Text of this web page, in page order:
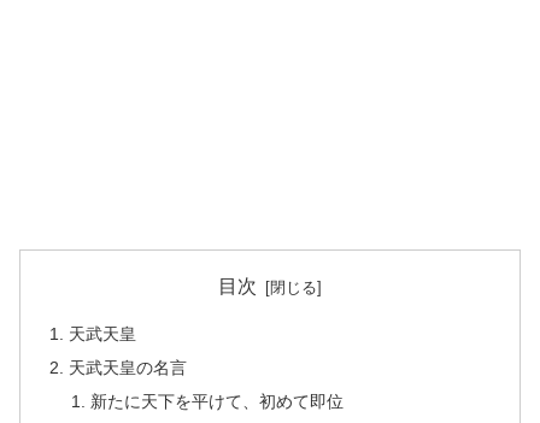
目次
天武天皇
天武天皇の名言
新たに天下を平けて、初めて即位